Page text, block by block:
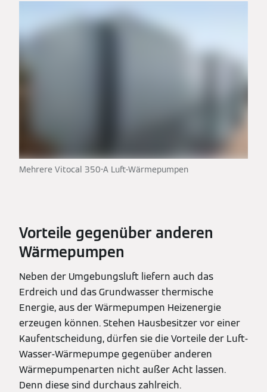
Mehrere Vitocal 350-A Luft-Wärmepumpen
Vorteile gegenüber anderen
Wärmepumpen
Neben der Umgebungsluft liefern auch das
Erdreich und das Grundwasser thermische
Energie, aus der Wärmepumpen Heizenergie
erzeugen können. Stehen Hausbesitzer vor einer
Kaufentscheidung, dürfen sie die Vorteile der Luft-
Wasser-Wärmepumpe gegenüber anderen
Wärmepumpenarten nicht außer Acht lassen.
Denn diese sind durchaus zahlreich.